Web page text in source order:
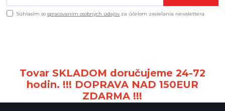
Súhlasím sospracovaním osobných údajov za účelom zasielania newslettera.
Tovar SKLADOM doručujeme 24-72
hodin. !!! DOPRAVA NAD 150EUR
ZDARMA !!!